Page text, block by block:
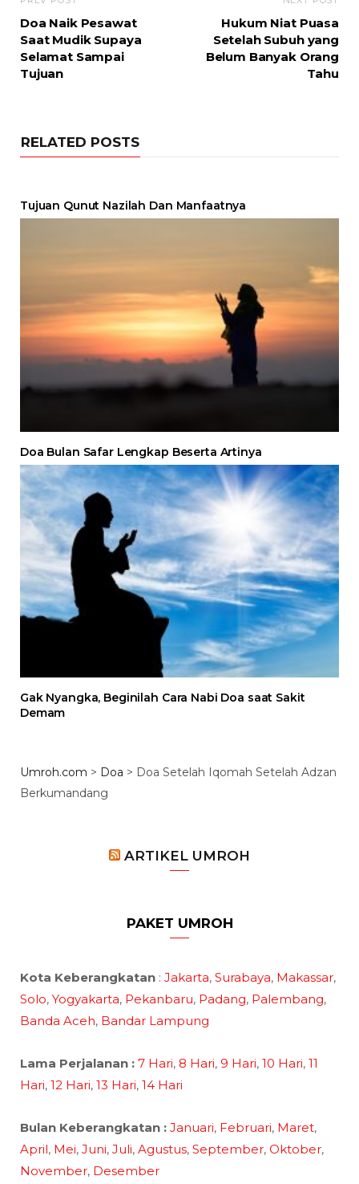
Doa Naik Pesawat
Saat Mudik Supaya
Selamat Sampai
Tujuan
Hukum Niat Puasa
Setelah Subuh yang
Belum Banyak Orang
Tahu
RELATED POSTS
Tujuan Qunut Nazilah Dan Manfaatnya
Doa Bulan Safar Lengkap Beserta Artinya
Gak Nyangka, Beginilah Cara Nabi Doa saat Sakit
Demam
Umroh.com > Doa > Doa Setelah Iqomah Setelah Adzan
Berkumandang
ARTIKEL UMROH
PAKET UMROH
Kota Keberangkatan : Jakarta, Surabaya, Makassar,
Solo, Yogyakarta, Pekanbaru, Padang, Palembang,
Banda Aceh, Bandar Lampung
Lama Perjalanan : 7 Hari, 8 Hari, 9 Hari, 10 Hari, 11
Hari, 12 Hari, 13 Hari, 14 Hari
Bulan Keberangkatan : Januari, Februari, Maret,
April, Mei, Juni, Juli, Agustus, September, Oktober,
November, Desember